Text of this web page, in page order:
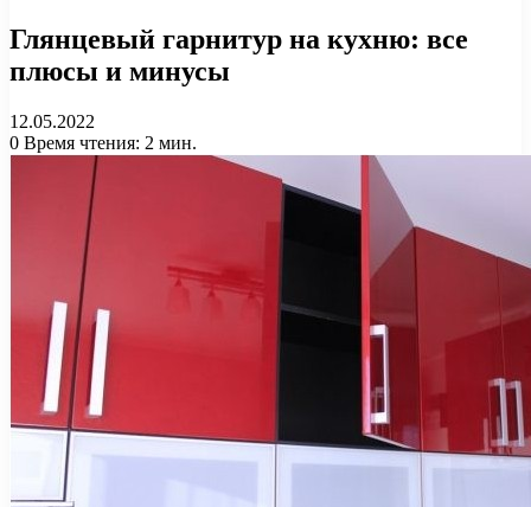
Глянцевый гарнитур на кухню: все
плюсы и минусы
12.05.2022
0 Время чтения: 2 мин.